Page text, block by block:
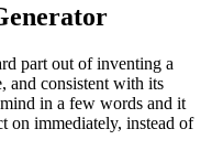
part out of inventing a
and consistent with its
in a few words and it
on immediately, instead of